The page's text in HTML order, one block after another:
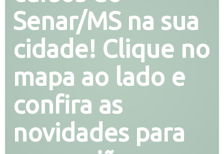
Senar/MS na sua
cidade! Clique no
mapa ao lado e
confira as
novidades para